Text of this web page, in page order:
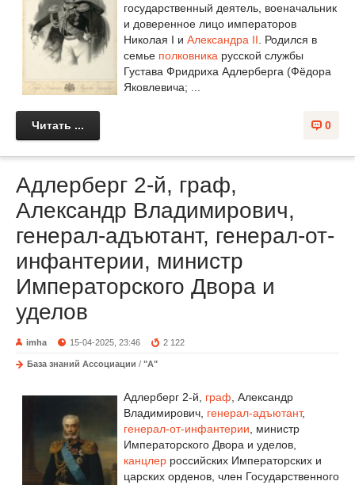
государственный деятель, военачальник
и доверенное лицо императоров
Николая I и Александра II . Родился в
семье полковника русской службы
Густава Фридриха Адлерберга (Фёдора
Яковлевича; ...
0
Читать ...
Адлерберг 2-й, граф,
Александр Владимирович,
генерал-адъютант, генерал-от-
инфантерии, министр
Императорского Двора и
уделов
imha 15-04-2025, 23:46 2 122
База знаний Ассоциации / "А"
Адлерберг 2-й, граф, Александр
Владимирович, генерал-адъютант,
генерал-от-инфантерии, министр
Императорского Двора и уделов,
канцлер российских Императорских и
царских орденов, член Государственного